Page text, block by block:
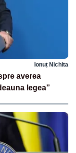
Ionuț Nichita
averea
legea”